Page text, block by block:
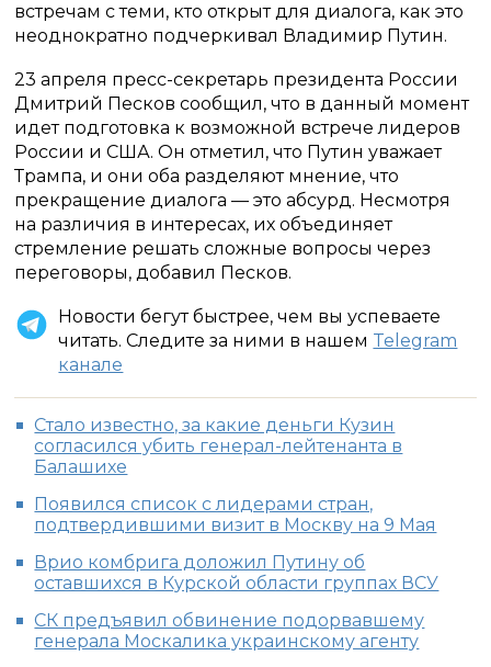
встречам с теми, кто открыт для диалога, как это
неоднократно подчеркивал Владимир Путин.
23 апреля пресс-секретарь президента России
Дмитрий Песков сообщил, что в данный момент
идет подготовка к возможной встрече лидеров
России и США. Он отметил, что Путин уважает
Трампа, и они оба разделяют мнение, что
прекращение диалога — это абсурд. Несмотря
на различия в интересах, их объединяет
стремление решать сложные вопросы через
переговоры, добавил Песков.
Новости бегут быстрее, чем вы успеваете
читать. Следите за ними в нашем Telegram
канале
Стало известно, за какие деньги Кузин
согласился убить генерал-лейтенанта в
Балашихе
Появился список с лидерами стран,
подтвердившими визит в Москву на 9 Мая
Врио комбрига доложил Путину об
оставшихся в Курской области группах ВСУ
СК предъявил обвинение подорвавшему
генерала Москалика украинскому агенту